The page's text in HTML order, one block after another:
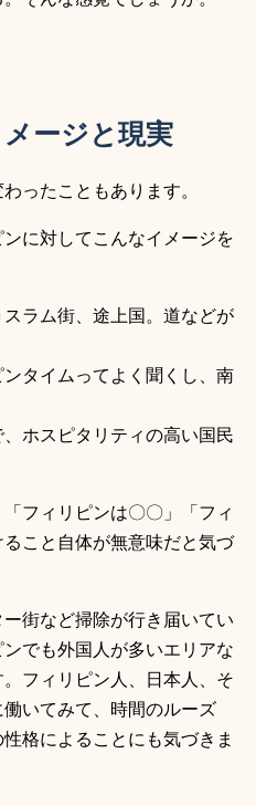
ージと現実
ったこともあります。
に対してこんなイメージを
スラム街、途上国。道などが
タイムってよく聞くし、南
、ホスピタリティの高い国民
フィリピンは〇〇」「フィ
こと自体が無意味だと気づ
街など掃除が行き届いてい
でも外国人が多いエリアな
フィリピン人、日本人、そ
いてみて、時間のルーズ
格によることにも気づきま